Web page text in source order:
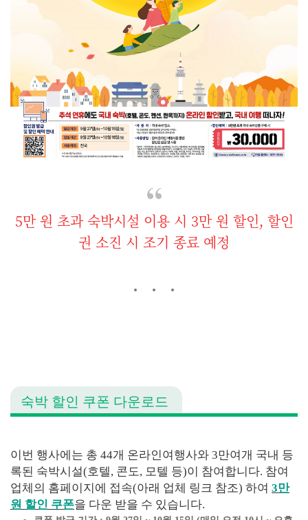
5만 원 초과 숙박시설 이용 시 3만 원 할인, 할인
권 소진 시 조기 종료 예정
숙박 할인 쿠폰 다운로드
이번 행사에는 총 44개 온라인여행사와 3만여개 국내 등
록된 숙박시설(호텔, 콘도, 모텔 등)이 참여합니다. 참여
업체의 홈페이지에 접속(아래 업체 링크 참조) 하여 3만
원 할인 쿠폰을 다운 받을 수 있습니다.